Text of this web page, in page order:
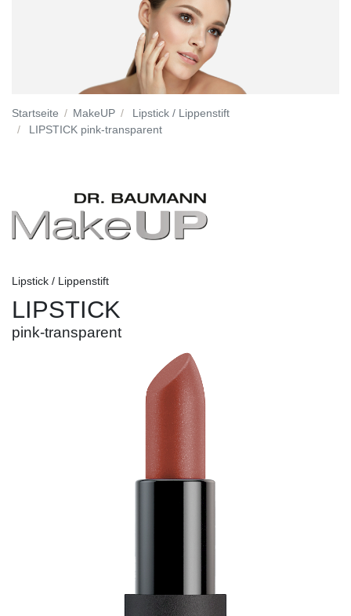
Startseite MakeUP
Lipstick / Lippenstift
LIPSTICK pink-transparent
Lipstick / Lippenstift
LIPSTICK
pink-transparent